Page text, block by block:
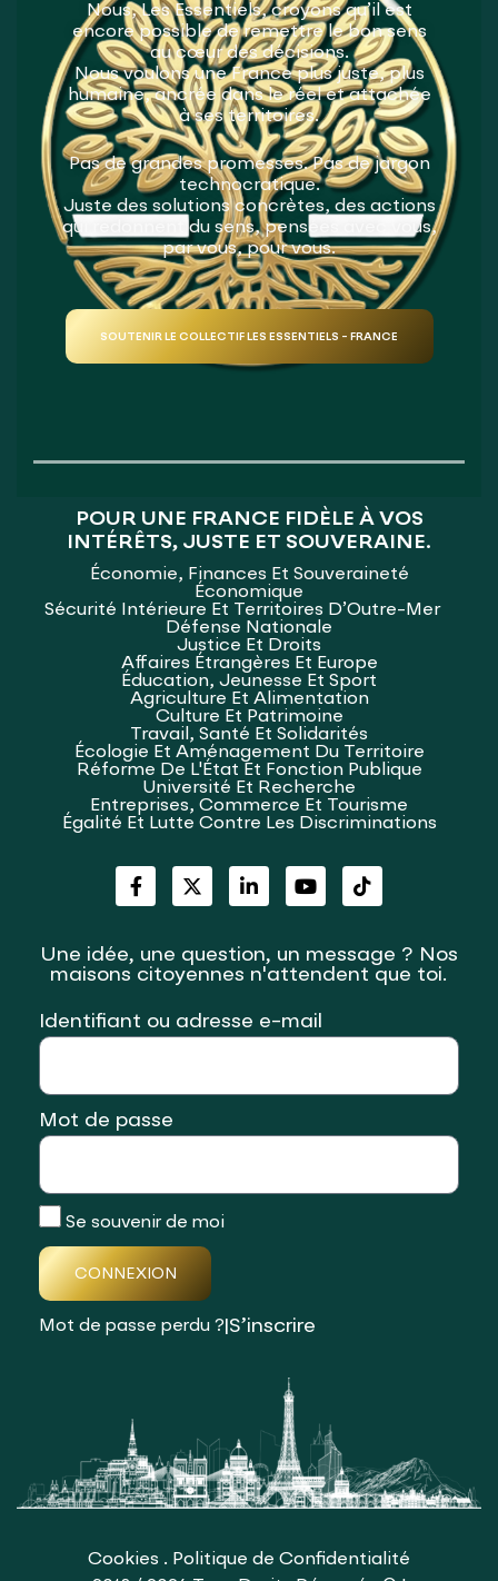
Nous, Les Essentiels, croyons qu’il est
encore possible de remettre le bon sens
au cœur des décisions.
Nous voulons une France plus juste, plus
humaine, ancrée dans le réel et attachée
à ses territoires.
Pas de grandes promesses. Pas de jargon
technocratique.
Juste des solutions concrètes, des actions
qui redonnent du sens, pensées avec vous,
par vous, pour vous.
SOUTENIR LE COLLECTIF LES ESSENTIELS - FRANCE
POUR UNE FRANCE FIDÈLE À VOS
INTÉRÊTS, JUSTE ET SOUVERAINE.
Économie, Finances Et Souveraineté
Économique
Sécurité Intérieure Et Territoires D’Outre-Mer
Défense Nationale
Justice Et Droits
Affaires Étrangères Et Europe
Éducation, Jeunesse Et Sport
Agriculture Et Alimentation
Culture Et Patrimoine
Travail, Santé Et Solidarités
Écologie Et Aménagement Du Territoire
Réforme De L'État Et Fonction Publique
Université Et Recherche
Entreprises, Commerce Et Tourisme
Égalité Et Lutte Contre Les Discriminations
Une idée, une question, un message ? Nos
maisons citoyennes n'attendent que toi.
Identifiant ou adresse e-mail
Mot de passe
Se souvenir de moi
CONNEXION
Mot de passe perdu ? S’inscrire
Cookies . Politique de Confidentialité